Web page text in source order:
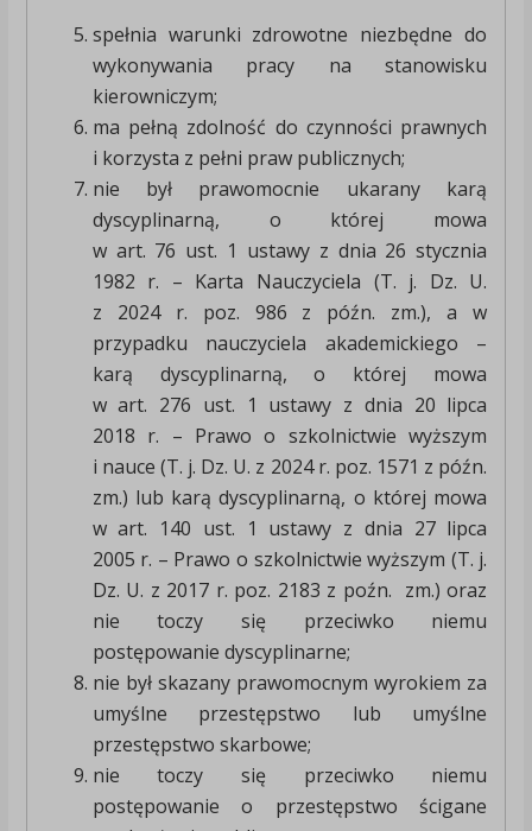
spełnia warunki zdrowotne niezbędne do
wykonywania pracy na stanowisku
kierowniczym;
ma pełną zdolność do czynności prawnych
i korzysta z pełni praw publicznych;
nie był prawomocnie ukarany karą
dyscyplinarną, o której mowa
w art. 76 ust. 1 ustawy z dnia 26 stycznia
1982 r. – Karta Nauczyciela (T. j. Dz. U.
z 2024 r. poz. 986 z późn. zm.), a w
przypadku nauczyciela akademickiego –
karą dyscyplinarną, o której mowa
w art. 276 ust. 1 ustawy z dnia 20 lipca
2018 r. – Prawo o szkolnictwie wyższym
i nauce (T. j. Dz. U. z 2024 r. poz. 1571 z późn.
zm.) lub karą dyscyplinarną, o której mowa
w art. 140 ust. 1 ustawy z dnia 27 lipca
2005 r. – Prawo o szkolnictwie wyższym (T. j.
Dz. U. z 2017 r. poz. 2183 z poźn. zm.) oraz
nie toczy się przeciwko niemu
postępowanie dyscyplinarne;
nie był skazany prawomocnym wyrokiem za
umyślne przestępstwo lub umyślne
przestępstwo skarbowe;
nie toczy się przeciwko niemu
postępowanie o przestępstwo ścigane